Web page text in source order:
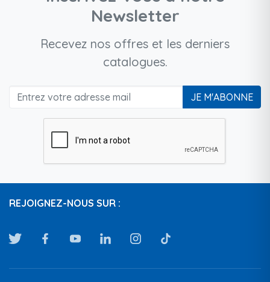
Newsletter
Recevez nos offres et les derniers
catalogues.
JE M'ABONNE
REJOIGNEZ-NOUS SUR :